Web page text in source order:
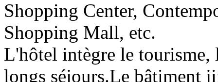
Shopping Center,
Shopping Mall, etc.
L'hôtel intègre le tourisme,
longs séjours.Le bâtiment